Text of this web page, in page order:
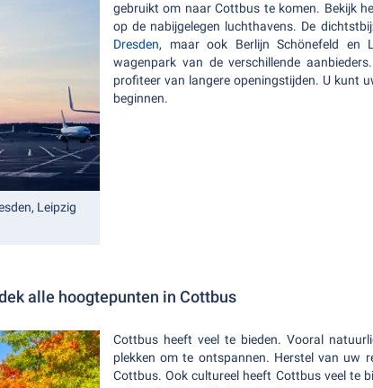
Leipzig
gebruikt om naar Cottbus te komen. Bekijk
op de nabijgelegen luchthavens. De
Dresden, maar ook Berlijn Schönefeld en
wagenpark van de verschillende
profiteer van langere openingstijden. U kunt
beginnen.
alle hoogtepunten in Cottbus
Cottbus heeft veel te bieden. Vooral
plekken om te ontspannen. Herstel van uw
Cottbus. Ook cultureel heeft Cottbus veel te